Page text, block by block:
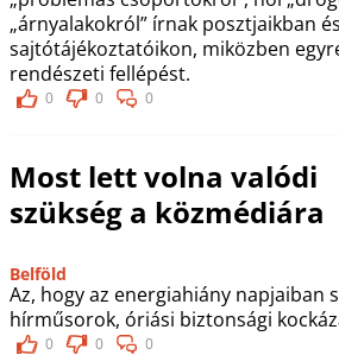
„árnyalakokról” írnak posztjaikban
sajtótájékoztatóikon, miközben
rendészeti fellépést.
0 0 0
Most lett volna valódi
szükség a közmédiára
Belföld
Az, hogy az energiahiány napjaiban
hírműsorok, óriási biztonsági
0 0 0